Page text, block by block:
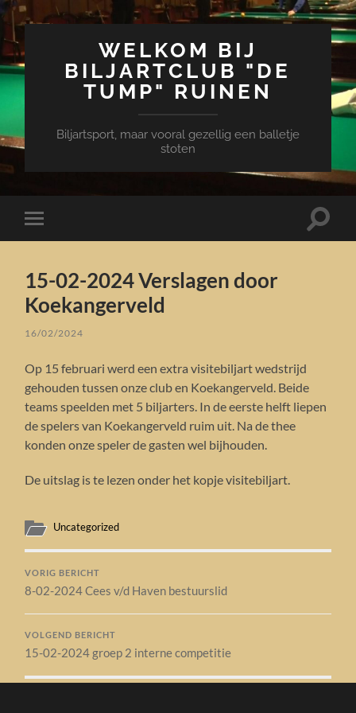
WELKOM BIJ
BILJARTCLUB "DE
TUMP" RUINEN
Biljartsport, maar vooral gezellig een balletje
stoten
Toggle
mobiel
Toggle
15-02-2024 Verslagen door
Koekangerveld
16/02/2024
Op 15 februari werd een extra visitebiljart wedstrijd
gehouden tussen onze club en Koekangerveld. Beide
teams speelden met 5 biljarters. In de eerste helft liepen
de spelers van Koekangerveld ruim uit. Na de thee
konden onze speler de gasten wel bijhouden.
De uitslag is te lezen onder het kopje visitebiljart.
Uncategorized
VORIG BERICHT
8-02-2024 Cees v/d Haven bestuurslid
VOLGEND BERICHT
15-02-2024 groep 2 interne competitie